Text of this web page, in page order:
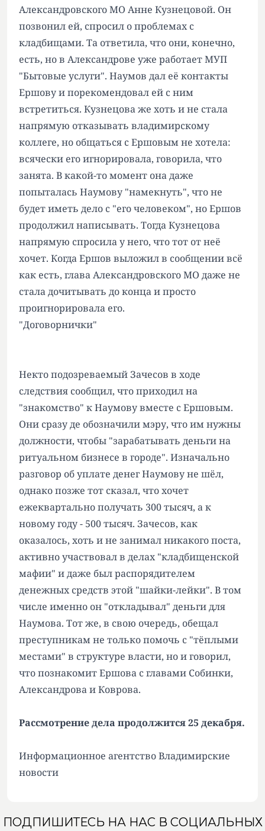
Александровского МО Анне Кузнецовой. Он
позвонил ей, спросил о проблемах с
кладбищами. Та ответила, что они, конечно,
есть, но в Александрове уже работает МУП
"Бытовые услуги". Наумов дал её контакты
Ершову и порекомендовал ей с ним
встретиться. Кузнецова же хоть и не стала
напрямую отказывать владимирскому
коллеге, но общаться с Ершовым не хотела:
всячески его игнорировала, говорила, что
занята. В какой-то момент она даже
попыталась Наумову "намекнуть", что не
будет иметь дело с "его человеком", но Ершов
продолжил написывать. Тогда Кузнецова
напрямую спросила у него, что тот от неё
хочет. Когда Ершов выложил в сообщении всё
как есть, глава Александровского МО даже не
стала дочитывать до конца и просто
проигнорировала его.
"Договорнички"
Некто подозреваемый Зачесов в ходе
следствия сообщил, что приходил на
"знакомство" к Наумову вместе с Ершовым.
Они сразу де обозначили мэру, что им нужны
должности, чтобы "зарабатывать деньги на
ритуальном бизнесе в городе". Изначально
разговор об уплате денег Наумову не шёл,
однако позже тот сказал, что хочет
ежеквартально получать 300 тысяч, а к
новому году - 500 тысяч. Зачесов, как
оказалось, хоть и не занимал никакого поста,
активно участвовал в делах "кладбищенской
мафии" и даже был распорядителем
денежных средств этой "шайки-лейки". В том
числе именно он "откладывал" деньги для
Наумова. Тот же, в свою очередь, обещал
преступникам не только помочь с "тёплыми
местами" в структуре власти, но и говорил,
что познакомит Ершова с главами Собинки,
Александрова и Коврова.
Рассмотрение дела продолжится 25 декабря.
Информационное агентство Владимирские
новости
ПОДПИШИТЕСЬ НА НАС В СОЦИАЛЬНЫХ